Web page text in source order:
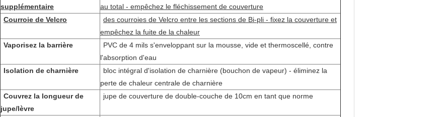
supplémentaire
au total - empêchez le fléchissement de couverture
Courroie de Velcro
des courroies de Velcro entre les sections de Bi-pli - fixez la couverture et
empêchez la fuite de la chaleur
Vaporisez la barrière
PVC de 4 mils s'enveloppant sur la mousse, vide et thermoscellé, contre
l'absorption d'eau
Isolation de charnière
bloc intégral d'isolation de charnière (bouchon de vapeur) - éliminez la
perte de chaleur centrale de charnière
Couvrez la longueur de
jupe/lèvre
jupe de couverture de double-couche de 10cm en tant que norme